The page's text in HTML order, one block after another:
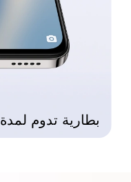
بطارية تدوم لمدة 4 أعوام